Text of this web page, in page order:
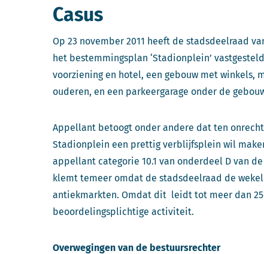
Casus
Op 23 november 2011 heeft de stadsdeelraad
het bestemmingsplan ‘Stadionplein’
voorziening en hotel, een gebouw met winkels,
ouderen, en een parkeergarage onder de
Appellant betoogt onder andere dat ten
Stadionplein een prettig verblijfsplein wil
appellant categorie 10.1 van onderdeel D van
klemt temeer omdat de stadsdeelraad de
antiekmarkten. Omdat dit leidt tot meer dan
beoordelingsplichtige activiteit.
Overwegingen van de bestuursrechter